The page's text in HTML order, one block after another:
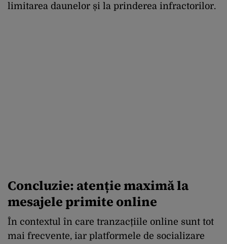
limitarea daunelor și la prinderea infractorilor.
Concluzie: atenție maximă la
mesajele primite online
În contextul în care tranzacțiile online sunt tot
mai frecvente, iar platformele de socializare